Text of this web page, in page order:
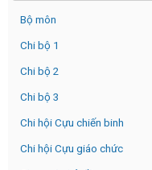
Bộ môn
Chi bộ 1
Chi bộ 2
Chi bộ 3
Chi hội Cựu chiến binh
Chi hội Cựu giáo chức